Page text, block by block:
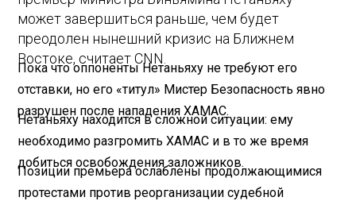
может завершиться раньше, чем будет
преодолен нынешний кризис на Ближнем
Востоке, считает CNN.
Пока что оппоненты Нетаньяху не требуют его
отставки, но его «титул» Мистер Безопасность явно
разрушен после нападения ХАМАС.
Нетаньяху находится в сложной ситуации: ему
необходимо разгромить ХАМАС и в то же время
добиться освобождения заложников.
Позиции премьера ослаблены продолжающимися
протестами против реорганизации судебной